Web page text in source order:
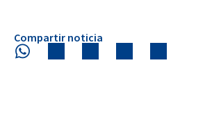
Compartir noticia